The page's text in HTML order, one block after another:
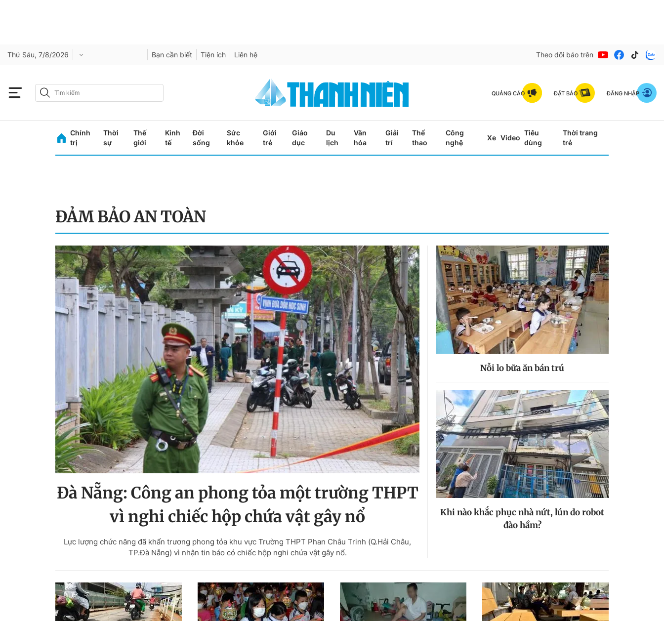
Thứ Sáu, 7/8/2026 Bạn cần biết Tiện ích Liên hệ Theo dõi báo trên
QUẢNG CÁO ĐẶT BÁO ĐĂNG NHẬP
Chính
trị
Thời
sự
Thế
giới
Kinh
tế
Đời
sống
Sức
khỏe
Giới
trẻ
Giáo
dục
Du
lịch
Văn
hóa
Giải
trí
Thể
thao
Công
nghệ
Xe Video
Tiêu
dùng
Thời trang
trẻ
ĐẢM BẢO AN TOÀN
Đà Nẵng: Công an phong tỏa một trường THPT
vì nghi chiếc hộp chứa vật gây nổ
Lực lượng chức năng đã khẩn trương phong tỏa khu vực Trường THPT Phan Châu Trinh (Q.Hải Châu,
TP.Đà Nẵng) vì nhận tin báo có chiếc hộp nghi chứa vật gây nổ.
Nỗi lo bữa ăn bán trú
Khi nào khắc phục nhà nứt, lún do robot
đào hầm?